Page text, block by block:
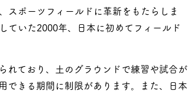
スポーツフィールドに革新をもたらしま
ていた2000年、日本に初めてフィールド
れており、土のグラウンドで練習や試合が
できる期間に制限があります。また、日本